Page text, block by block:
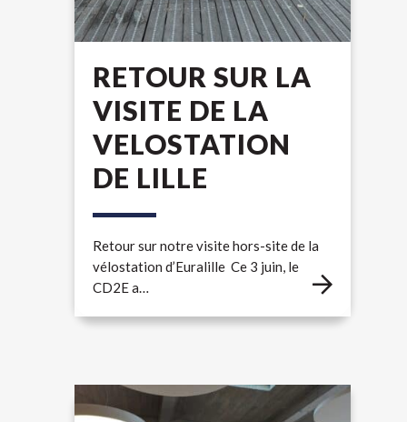
RETOUR SUR LA
VISITE DE LA
VELOSTATION
DE LILLE
Retour sur notre visite hors-site de la
vélostation d’Euralille Ce 3 juin, le
CD2E a…